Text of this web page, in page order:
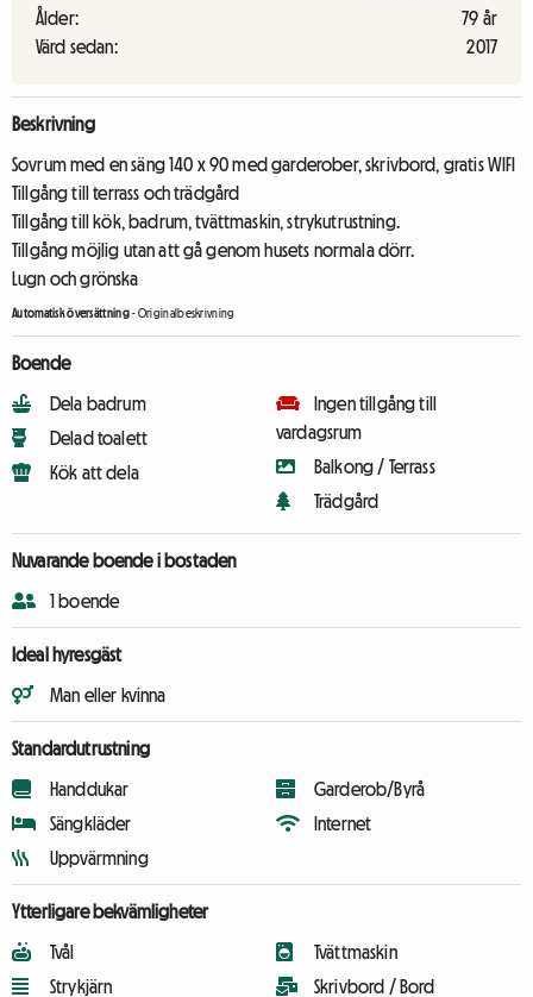
Ålder:
79 år
Värd sedan:
2017
Beskrivning
Sovrum med en säng 140 x 90 med garderober, skrivbord, gratis WIFI
Tillgång till terrass och trädgård
Tillgång till kök, badrum, tvättmaskin, strykutrustning.
Tillgång möjlig utan att gå genom husets normala dörr.
Lugn och grönska
Automatisk översättning-Originalbeskrivning
Boende
Dela badrum
Delad toalett
Kök att dela
Ingen tillgång till
vardagsrum
Balkong / Terrass
Trädgård
Nuvarande boende i bostaden
1 boende
Ideal hyresgäst
Man eller kvinna
Standardutrustning
Handdukar
Sängkläder
Uppvärmning
Garderob/Byrå
Internet
Ytterligare bekvämligheter
Tvål
Strykjärn
Tvättmaskin
Skrivbord / Bord